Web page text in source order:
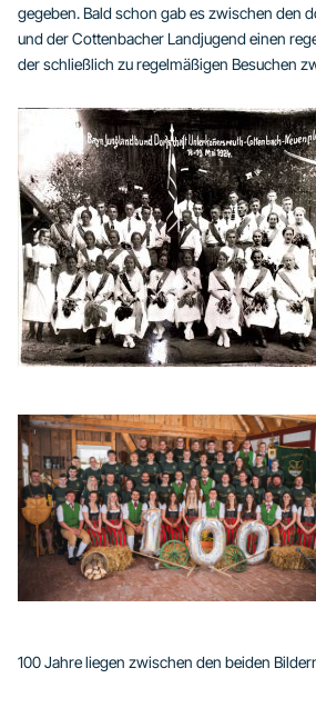
gegeben. Bald schon gab es zwischen den
und der Cottenbacher Landjugend einen
der schließlich zu regelmäßigen Besuchen
100 Jahre liegen zwischen den beiden